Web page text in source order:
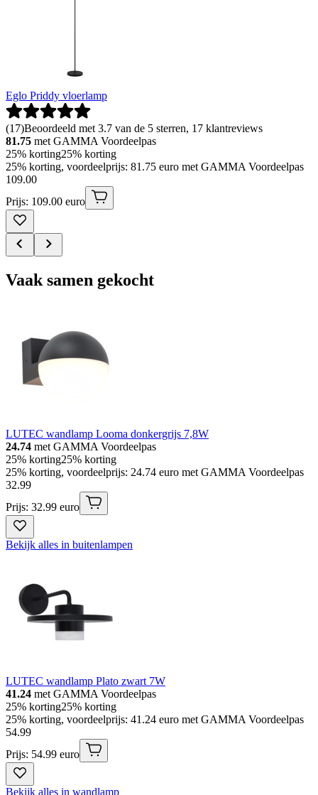
Eglo Priddy vloerlamp
(17)Beoordeeld met 3.7 van de 5 sterren, 17 klantreviews
81.75 met GAMMA Voordeelpas
25% korting25% korting
25% korting, voordeelprijs: 81.75 euro met GAMMA Voordeelpas
109.00
Prijs: 109.00 euro
Vaak samen gekocht
LUTEC wandlamp Looma donkergrijs 7,8W
24.74 met GAMMA Voordeelpas
25% korting25% korting
25% korting, voordeelprijs: 24.74 euro met GAMMA Voordeelpas
32.99
Prijs: 32.99 euro
Bekijk alles in buitenlampen
LUTEC wandlamp Plato zwart 7W
41.24 met GAMMA Voordeelpas
25% korting25% korting
25% korting, voordeelprijs: 41.24 euro met GAMMA Voordeelpas
54.99
Prijs: 54.99 euro
Bekijk alles in wandlamp